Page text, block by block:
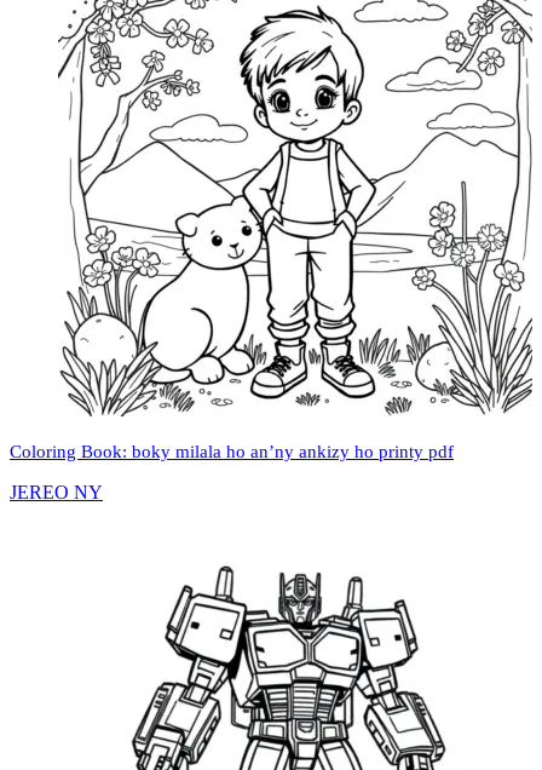
Coloring Book: boky milala ho an’ny ankizy ho printy pdf
JEREO NY